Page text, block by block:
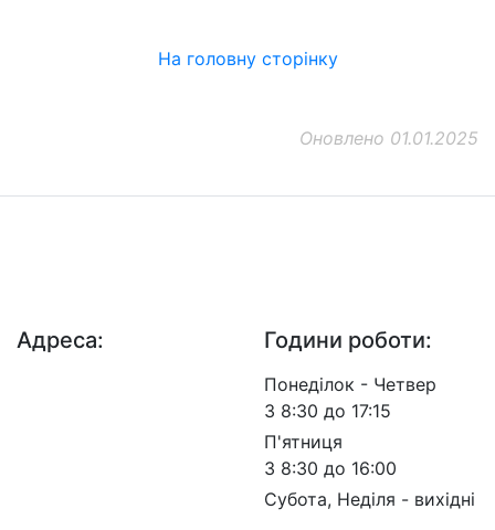
На головну сторінку
Оновлено 01.01.2025
Адреса: Години роботи:
Понеділок - Четвер
З 8:30 до 17:15
П'ятниця
З 8:30 до 16:00
Субота, Неділя - вихідні